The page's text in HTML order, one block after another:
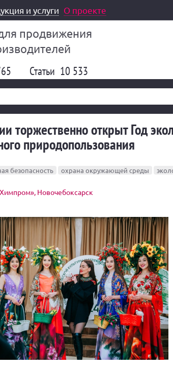
и услуги О проекте
продвижения
Статьи 10 533
торжественно открыт Год
природопользования
безопасность охрана окружающей среды
Новочебоксарск